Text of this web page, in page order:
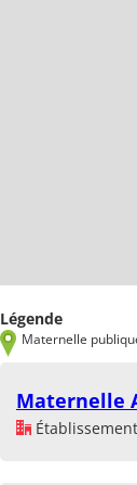
Légende
Maternelle
Maternelle